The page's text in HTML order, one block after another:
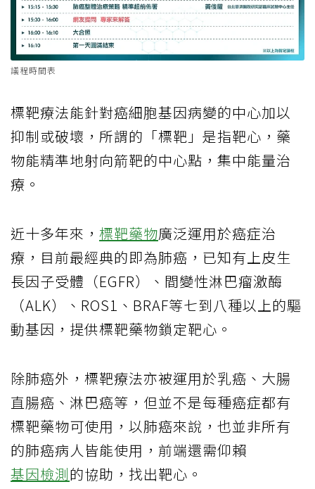
議程時間表
標靶療法能針對癌細胞基因病變的中心加以
抑制或破壞，所謂的「標靶」是指靶心，藥
物能精準地射向箭靶的中心點，集中能量治
療。
近十多年來， 標靶藥物廣泛運用於癌症治
療，目前最經典的即為肺癌，已知有上皮生
長因子受體（EGFR）、間變性淋巴瘤激酶
（ALK）、ROS1、BRAF等七到八種以上的驅
動基因，提供標靶藥物鎖定靶心。
除肺癌外，標靶療法亦被運用於乳癌、大腸
直腸癌、淋巴癌等，但並不是每種癌症都有
標靶藥物可使用，以肺癌來說，也並非所有
的肺癌病人皆能使用，前端還需仰賴
基因檢測的協助，找出靶心。